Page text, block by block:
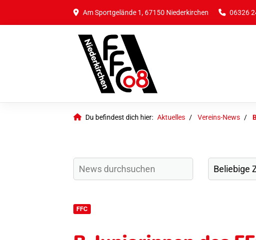
Am Sportgelände 1, 67150 Niederkirchen 06326
Du befindest dich hier: Aktuelles Vereins-News
FFC